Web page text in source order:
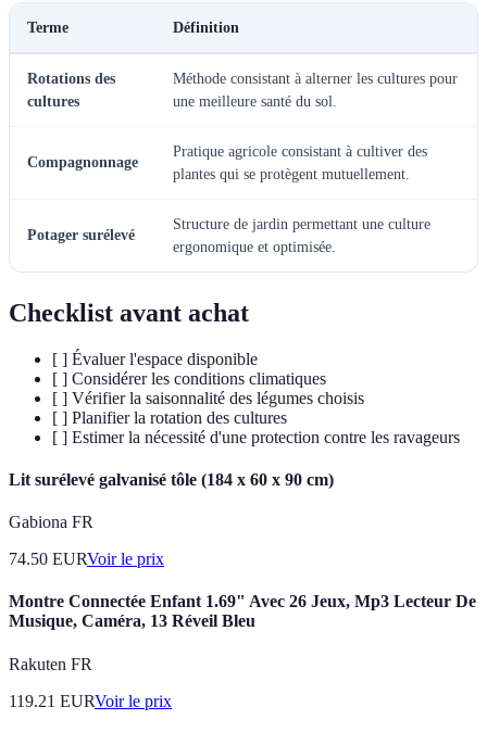
Terme Définition
Rotations des
cultures
Méthode consistant à alterner les cultures pour
une meilleure santé du sol.
Compagnonnage
Pratique agricole consistant à cultiver des
plantes qui se protègent mutuellement.
Potager surélevé
Structure de jardin permettant une culture
ergonomique et optimisée.
Checklist avant achat
[ ] Évaluer l'espace disponible
[ ] Considérer les conditions climatiques
[ ] Vérifier la saisonnalité des légumes choisis
[ ] Planifier la rotation des cultures
[ ] Estimer la nécessité d'une protection contre les ravageurs
Lit surélevé galvanisé tôle (184 x 60 x 90 cm)
Gabiona FR
74.50 EURVoir le prix
Montre Connectée Enfant 1.69" Avec 26 Jeux, Mp3 Lecteur De
Musique, Caméra, 13 Réveil Bleu
Rakuten FR
119.21 EURVoir le prix